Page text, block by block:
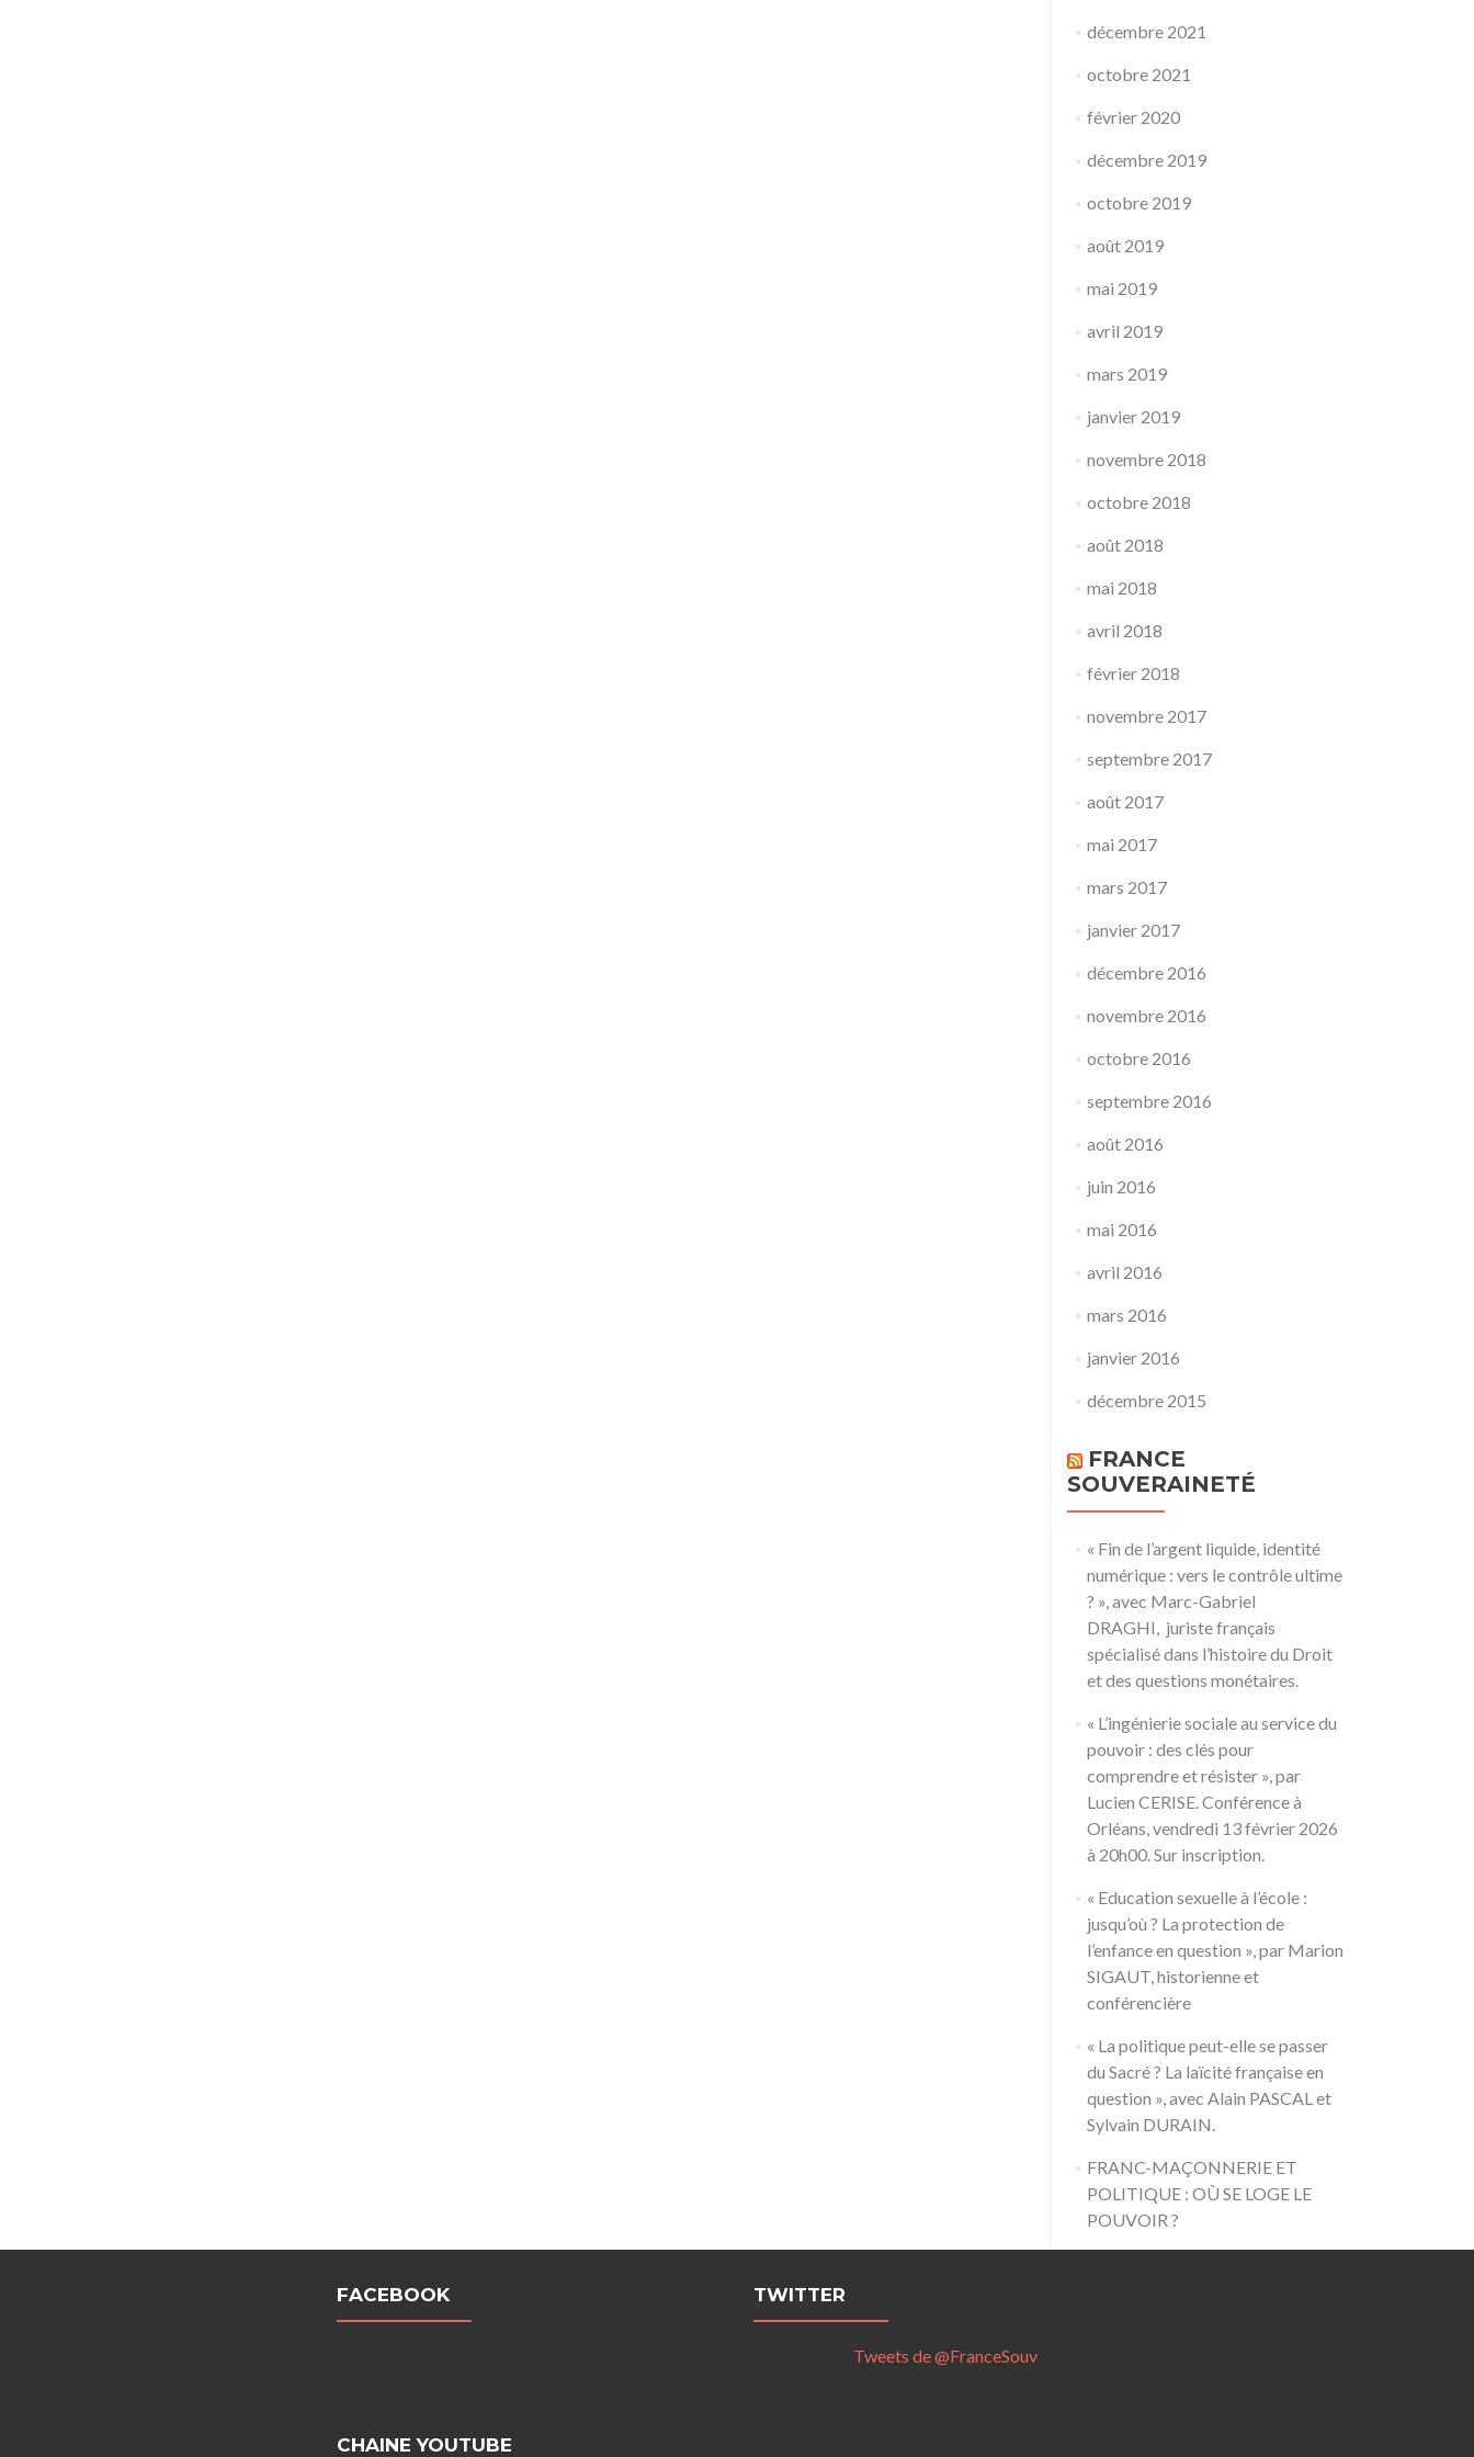
décembre 2021
octobre 2021
février 2020
décembre 2019
octobre 2019
août 2019
mai 2019
avril 2019
mars 2019
janvier 2019
novembre 2018
octobre 2018
août 2018
mai 2018
avril 2018
février 2018
novembre 2017
septembre 2017
août 2017
mai 2017
mars 2017
janvier 2017
décembre 2016
novembre 2016
octobre 2016
septembre 2016
août 2016
juin 2016
mai 2016
avril 2016
mars 2016
janvier 2016
décembre 2015
FRANCE
SOUVERAINETÉ
« Fin de l’argent liquide, identité
numérique : vers le contrôle ultime
? », avec Marc-Gabriel
DRAGHI, juriste français
spécialisé dans l’histoire du Droit
et des questions monétaires.
« L’ingénierie sociale au service du
pouvoir : des clés pour
comprendre et résister », par
Lucien CERISE. Conférence à
Orléans, vendredi 13 février 2026
à 20h00. Sur inscription.
« Education sexuelle à l’école :
jusqu’où ? La protection de
l’enfance en question », par Marion
SIGAUT, historienne et
conférencière
« La politique peut-elle se passer
du Sacré ? La laïcité française en
question », avec Alain PASCAL et
Sylvain DURAIN.
FRANC-MAÇONNERIE ET
POLITIQUE : OÙ SE LOGE LE
POUVOIR ?
FACEBOOK
CHAINE YOUTUBE
TWITTER
Tweets de @FranceSouv